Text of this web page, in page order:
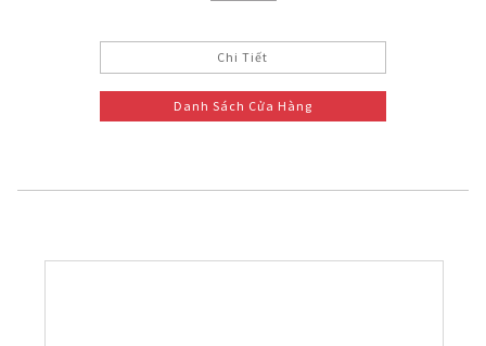
Chi Tiết
Danh Sách Cửa Hàng